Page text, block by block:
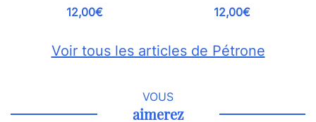
12,00€
12,00€
Voir tous les articles de Pétrone
VOUS
aimerez